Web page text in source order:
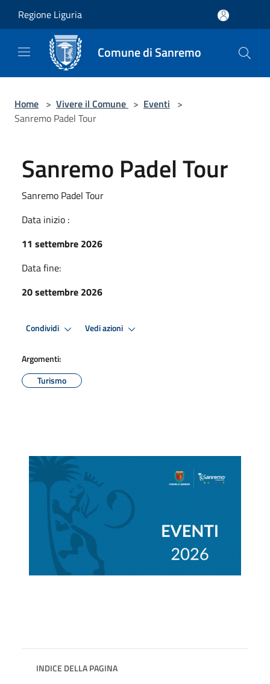
Regione Liguria
Comune di Sanremo
Home > Vivere il Comune > Eventi >
Sanremo Padel Tour
Sanremo Padel Tour
Sanremo Padel Tour
Data inizio :
11 settembre 2026
Data fine:
20 settembre 2026
Condividi Vedi azioni
Argomenti:
Turismo
INDICE DELLA PAGINA